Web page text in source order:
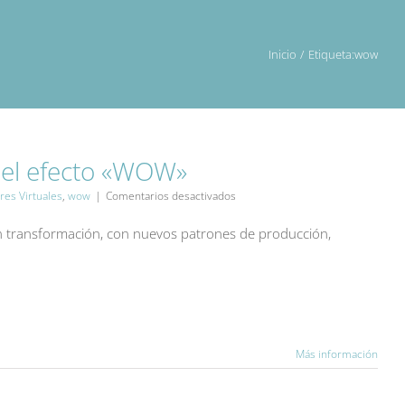
Inicio Etiqueta:wow
efecto «WOW»
Virtuales, wow | Comentarios desactivados
Fulldome
transformación, con nuevos patrones de producción,
Más información